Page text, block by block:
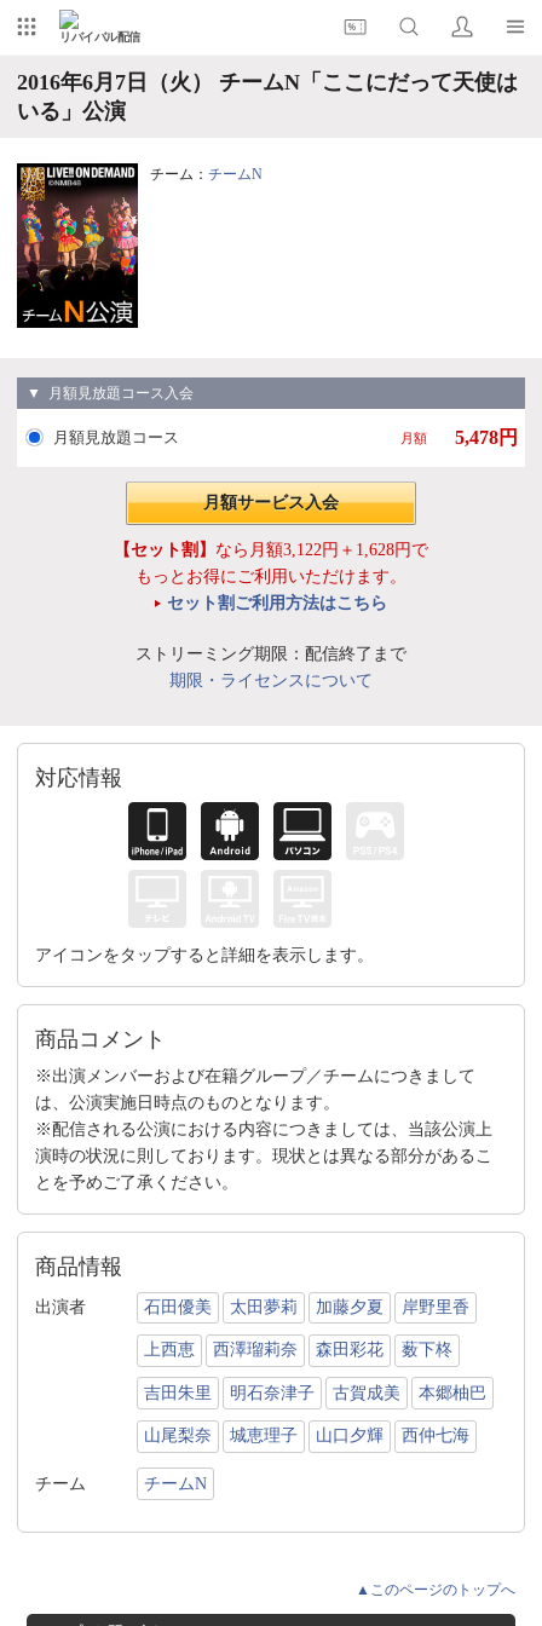
リバイバル配信
2016年6月7日（火） チームN「ここにだって天使は
いる」公演
チーム： チームN
▼ 月額見放題コース入会
月額見放題コース 月額 5,478円
月額サービス入会
【セット割】 なら月額3,122円＋1,628円で
もっとお得にご利用いただけます。
セット割ご利用方法はこちら
ストリーミング期限：配信終了まで
期限・ライセンスについて
対応情報
アイコンをタップすると詳細を表示します。
商品コメント
※出演メンバーおよび在籍グループ／チームにつきまして
は、公演実施日時点のものとなります。
※配信される公演における内容につきましては、当該公演上
演時の状況に則しております。現状とは異なる部分があるこ
とを予めご了承ください。
商品情報
出演者 石田優美 太田夢莉 加藤夕夏 岸野里香
上西恵 西澤瑠莉奈 森田彩花 薮下柊
吉田朱里 明石奈津子 古賀成美 本郷柚巴
山尾梨奈 城恵理子 山口夕輝 西仲七海
チーム チームN
▲このページのトップへ